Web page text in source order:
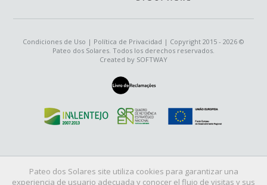
Pateo dos Solares site utiliza cookies para garantizar una
experiencia de usuario adecuada y conocer el flujo de visitas y sus
Condiciones de Uso | Política de Privacidad | Copyright 2015 - 2026 ©
Pateo dos Solares. Todos los derechos reservados.
Created by SOFTWAY